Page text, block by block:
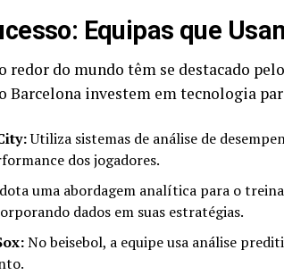
Equipas que
redor do mundo têm se destacado
Barcelona investem em tecnologia
Utiliza sistemas de análise de
dos jogadores.
uma abordagem analítica para o
dados em suas estratégias.
No beisebol, a equipe usa análise